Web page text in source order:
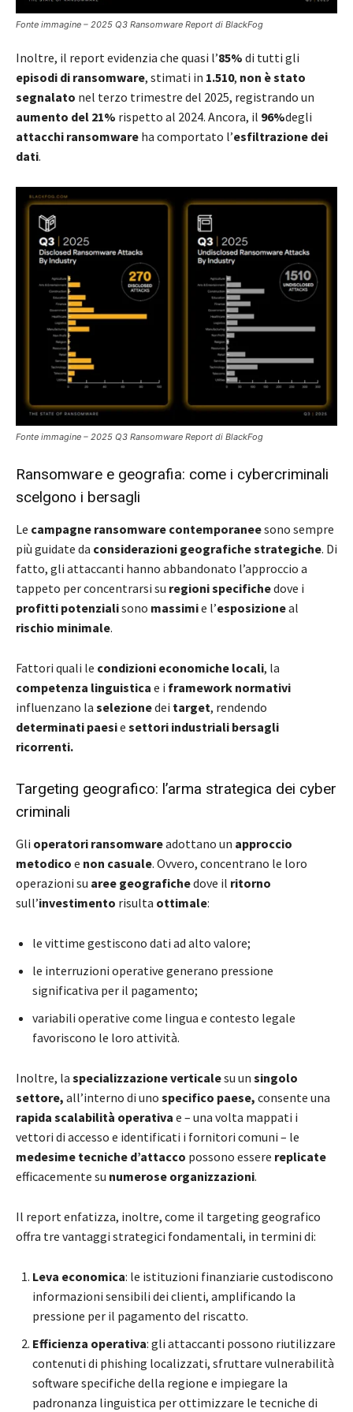
Fonte immagine – 2025 Q3 Ransomware Report di BlackFog
Inoltre, il report evidenzia che quasi l’85% di tutti gli
episodi di ransomware, stimati in 1.510, non è stato
segnalato nel terzo trimestre del 2025, registrando un
aumento del 21% rispetto al 2024. Ancora, il 96%degli
attacchi ransomware ha comportato l’esfiltrazione dei
dati.
Fonte immagine – 2025 Q3 Ransomware Report di BlackFog
Ransomware e geografia: come i cybercriminali
scelgono i bersagli
Le campagne ransomware contemporaneesono sempre
più guidate da considerazioni geografiche strategiche. Di
fatto, gli attaccanti hanno abbandonato l’approccio a
tappeto per concentrarsi su regioni specifichedove i
profitti potenzialisono massimie l’esposizioneal
rischio minimale.
Fattori quali le condizioni economiche locali, la
competenza linguistica e i framework normativi
influenzano la selezionedei target, rendendo
determinati paesie settori industriali bersagli
ricorrenti.
Targeting geografico: l’arma strategica dei cyber
criminali
Gli operatori ransomwareadottano un approccio
metodico e non casuale. Ovvero, concentrano le loro
operazioni su aree geografichedove il ritorno
sull’investimento risulta ottimale:
le vittime gestiscono dati ad alto valore;
le interruzioni operative generano pressione
significativa per il pagamento;
variabili operative come lingua e contesto legale
favoriscono le loro attività.
Inoltre, la specializzazione verticalesu un singolo
settore, all’interno di uno specifico paese, consente una
rapida scalabilità operativa e – una volta mappati i
vettori di accesso e identificati i fornitori comuni – le
medesime tecniche d’attacco possono essere replicate
efficacemente su numerose organizzazioni.
Il report enfatizza, inoltre, come il targeting geografico
offra tre vantaggi strategici fondamentali, in termini di:
Leva economica: le istituzioni finanziarie custodiscono
informazioni sensibili dei clienti, amplificando la
pressione per il pagamento del riscatto.
Efficienza operativa: gli attaccanti possono riutilizzare
contenuti di phishing localizzati, sfruttare vulnerabilità
software specifiche della regione e impiegare la
padronanza linguistica per ottimizzare le tecniche di